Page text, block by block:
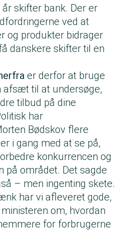
skifter bank. Der er
ved at
og produkter bidrager
danskere skifter til en
er derfor at bruge
afsæt til at undersøge,
tilbud på dine
har
Bødskov flere
i gang med at se på,
konkurrencen og
på området. Det sagde
– men ingenting skete.
har vi afleveret gode,
om, hvordan
for forbrugerne